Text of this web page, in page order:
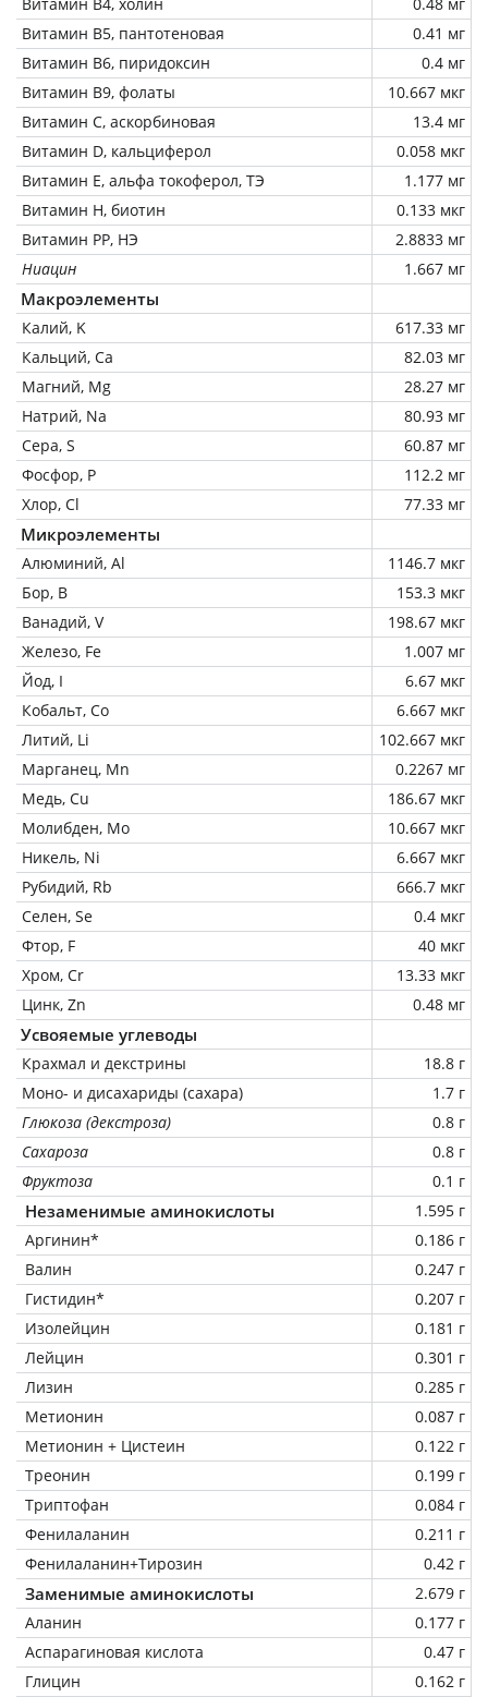
Витамин В5, пантотеновая
0.41 мг
Витамин В6, пиридоксин
0.4 мг
Витамин В9, фолаты
10.667 мкг
Витамин C, аскорбиновая
13.4 мг
Витамин D, кальциферол
0.058 мкг
Витамин Е, альфа токоферол, ТЭ
1.177 мг
Витамин Н, биотин
0.133 мкг
Витамин РР, НЭ
2.8833 мг
Ниацин
1.667 мг
Макроэлементы
Калий, K
617.33 мг
Кальций, Ca
82.03 мг
Магний, Mg
28.27 мг
Натрий, Na
80.93 мг
Сера, S
60.87 мг
Фосфор, P
112.2 мг
Хлор, Cl
77.33 мг
Микроэлементы
Алюминий, Al
1146.7 мкг
Бор, B
153.3 мкг
Ванадий, V
198.67 мкг
Железо, Fe
1.007 мг
Йод, I
6.67 мкг
Кобальт, Co
6.667 мкг
Литий, Li
102.667 мкг
Марганец, Mn
0.2267 мг
Медь, Cu
186.67 мкг
Молибден, Mo
10.667 мкг
Никель, Ni
6.667 мкг
Рубидий, Rb
666.7 мкг
Селен, Se
0.4 мкг
Фтор, F
40 мкг
Хром, Cr
13.33 мкг
Цинк, Zn
0.48 мг
Усвояемые углеводы
Крахмал и декстрины
18.8 г
Моно- и дисахариды (сахара)
1.7 г
Глюкоза (декстроза)
0.8 г
Сахароза
0.8 г
Фруктоза
0.1 г
Незаменимые аминокислоты
1.595 г
Аргинин*
0.186 г
Валин
0.247 г
Гистидин*
0.207 г
Изолейцин
0.181 г
Лейцин
0.301 г
Лизин
0.285 г
Метионин
0.087 г
Метионин + Цистеин
0.122 г
Треонин
0.199 г
Триптофан
0.084 г
Фенилаланин
0.211 г
Фенилаланин+Тирозин
0.42 г
Заменимые аминокислоты
2.679 г
Аланин
0.177 г
Аспарагиновая кислота
0.47 г
Глицин
0.162 г